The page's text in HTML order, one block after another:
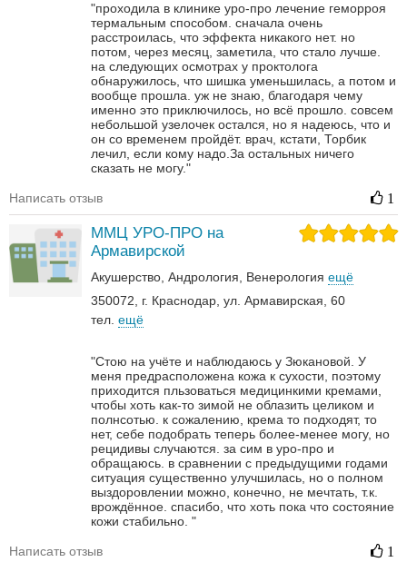
"проходила в клинике уро-про лечение геморроя
термальным способом. сначала очень
расстроилась, что эффекта никакого нет. но
потом, через месяц, заметила, что стало лучше.
на следующих осмотрах у проктолога
обнаружилось, что шишка уменьшилась, а потом и
вообще прошла. уж не знаю, благодаря чему
именно это приключилось, но всё прошло. совсем
небольшой узелочек остался, но я надеюсь, что и
он со временем пройдёт. врач, кстати, Торбик
лечил, если кому надо.За остальных ничего
сказать не могу."
Написать отзыв 1
ММЦ УРО-ПРО на
Армавирской
Акушерство Андрология‎ Венерология‎ ещё
350072, г. Краснодар, ул. Армавирская, 60
тел. ещё
"Стою на учёте и наблюдаюсь у Зюкановой. У
меня предрасположена кожа к сухости, поэтому
приходится пльзоваться медицинкими кремами,
чтобы хоть как-то зимой не облазить целиком и
полнсотью. к сожалению, крема то подходят, то
нет, себе подобрать теперь более-менее могу, но
рецидивы случаются. за сим в уро-про и
обращаюсь. в сравнении с предыдущими годами
ситуация существенно улучшилась, но о полном
выздоровлении можно, конечно, не мечтать, т.к.
врождённое. спасибо, что хоть пока что состояние
кожи стабильно. "
Написать отзыв 1